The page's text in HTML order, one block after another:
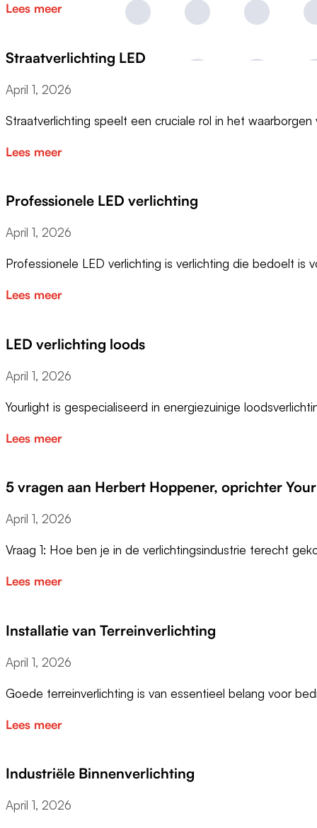
Lees meer
Straatverlichting LED
April 1, 2026
Straatverlichting speelt een cruciale rol in het
Lees meer
Professionele LED verlichting
April 1, 2026
Professionele LED verlichting is verlichting die bedoelt is
Lees meer
LED verlichting loods
April 1, 2026
Yourlight is gespecialiseerd in energiezuinige
Lees meer
5 vragen aan Herbert Hoppener, oprichter
April 1, 2026
Vraag 1: Hoe ben je in de verlichtingsindustrie terecht
Lees meer
Installatie van Terreinverlichting
April 1, 2026
Goede terreinverlichting is van essentieel belang voor
Lees meer
Industriële Binnenverlichting
April 1, 2026